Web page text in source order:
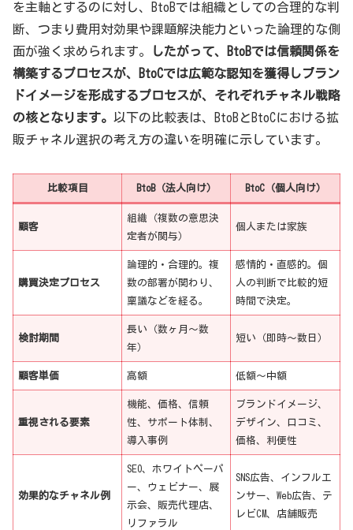
を主軸とするのに対し、BtoBでは組織としての合理的な判
断、つまり費用対効果や課題解決能力といった論理的な側
面が強く求められます。
したがって、BtoBでは信頼関係を
構築するプロセスが、BtoCでは広範な認知を獲得しブラン
ドイメージを形成するプロセスが、それぞれチャネル戦略
の核となります。 以下の比較表は、BtoBとBtoCにおける拡
販チャネル選択の考え方の違いを明確に示しています。
比較項目 BtoB（法人向け） BtoC（個人向け）
顧客
組織（複数の意思決
定者が関与）
個人または家族
購買決定プロセス
論理的・合理的。複
数の部署が関わり、
稟議などを経る。
感情的・直感的。個
人の判断で比較的短
時間で決定。
検討期間
長い（数ヶ月〜数
年）
短い（即時〜数日）
顧客単価 高額 低額〜中額
重視される要素
機能、価格、信頼
性、サポート体制、
導入事例
ブランドイメージ、
デザイン、口コミ、
価格、利便性
効果的なチャネル例
SEO、ホワイトペーパ
ー、ウェビナー、展
示会、販売代理店、
リファラル
SNS広告、インフルエ
ンサー、Web広告、テ
レビCM、店舗販売